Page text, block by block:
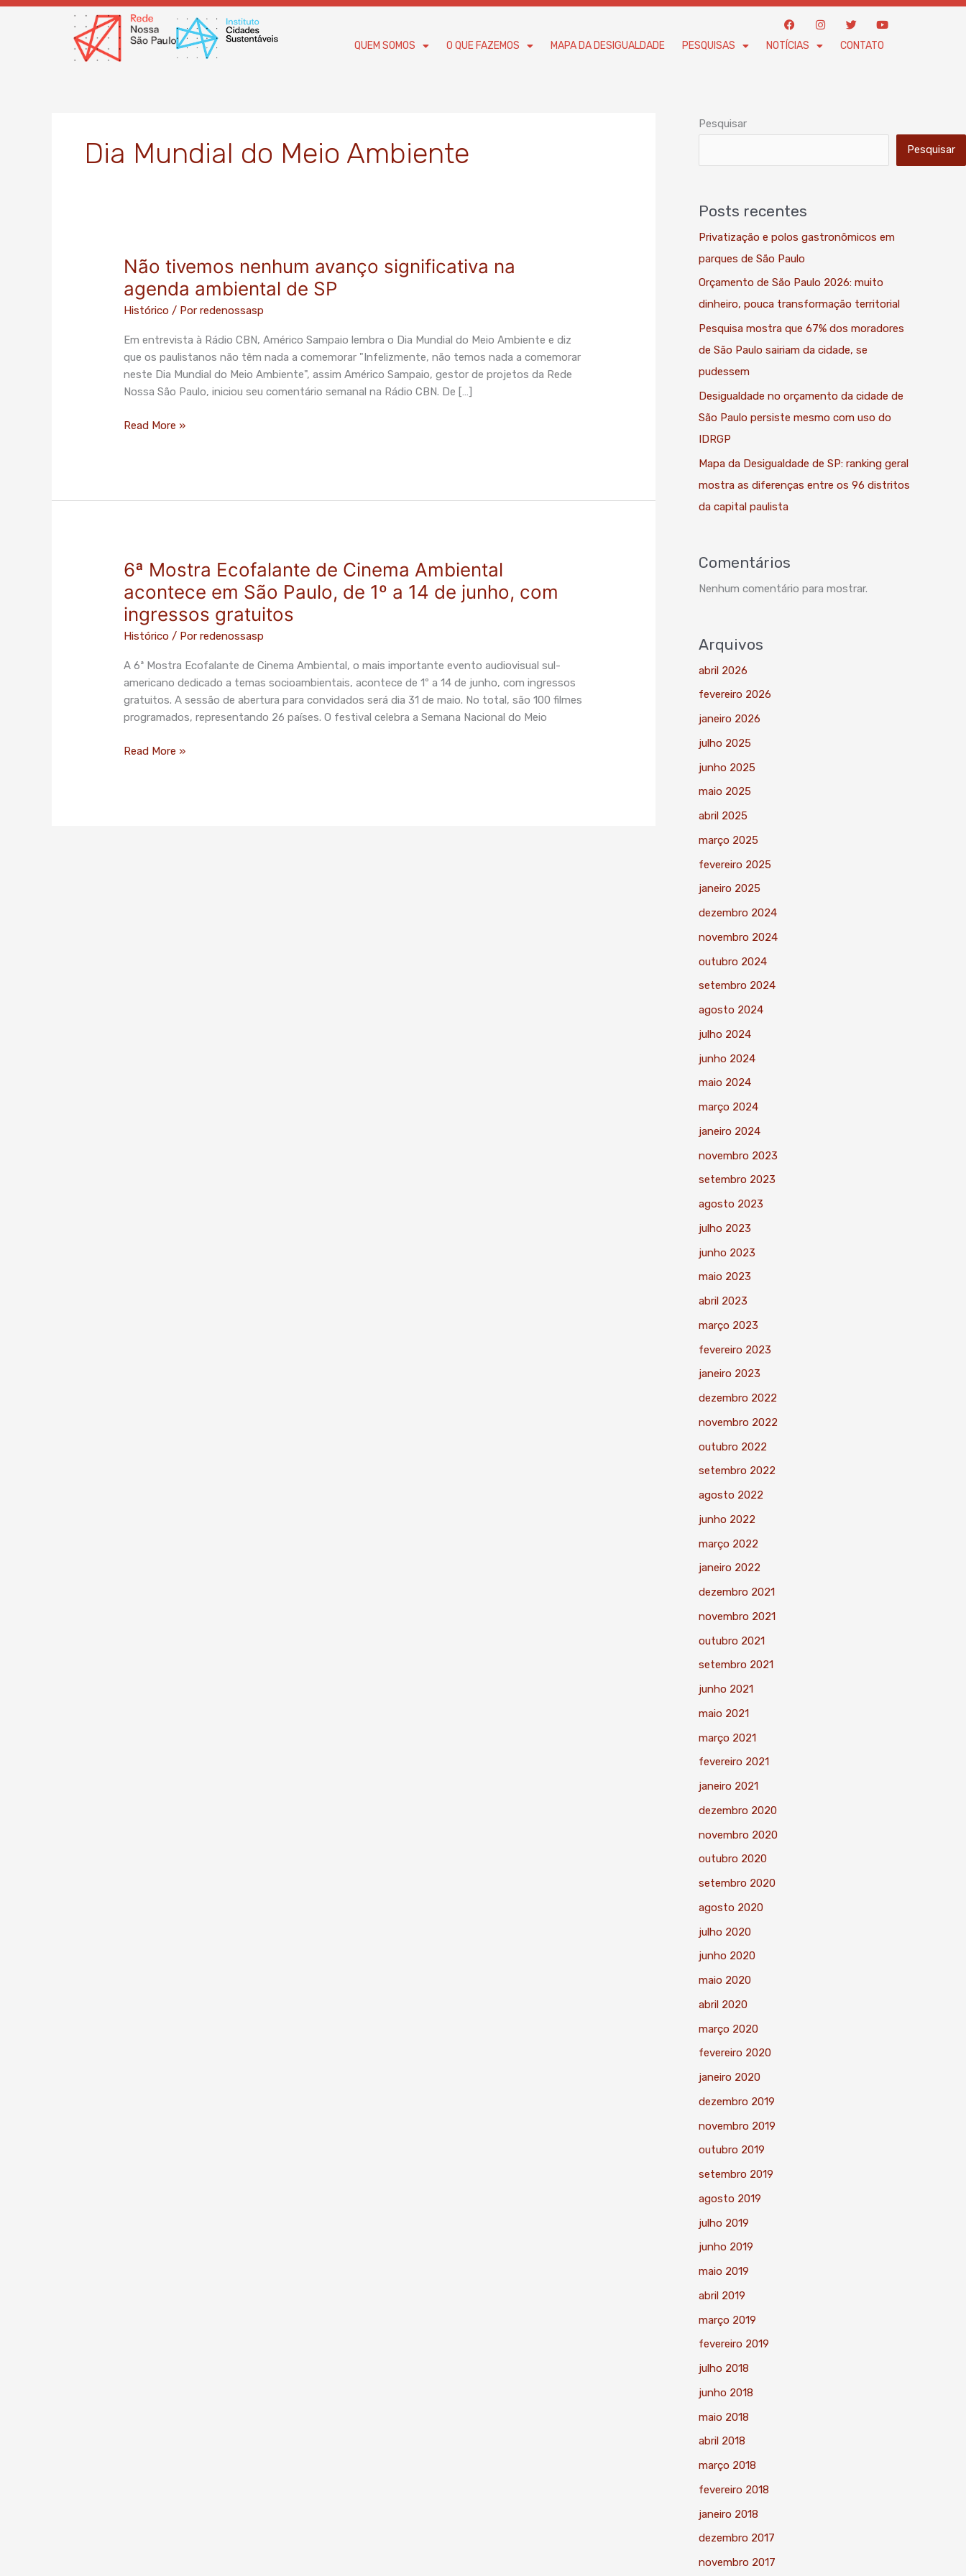
Ir
F
a
c
e
I
n
t
T
w
i
t
Y
o
u
t
QUEM SOMOS O QUE FAZEMOS MAPA DA DESIGUALDADE PESQUISAS NOTÍCIAS CONTATO
Dia Mundial do Meio Ambiente
Não tivemos nenhum avanço significativa na
agenda ambiental de SP
Histórico / Porredenossasp
Em entrevista à Rádio CBN, Américo Sampaio lembra o Dia Mundial do Meio Ambiente e diz
que os paulistanos não têm nada a comemorar "Infelizmente, não temos nada a comemorar
neste Dia Mundial do Meio Ambiente", assim Américo Sampaio, gestor de projetos da Rede
Nossa São Paulo, iniciou seu comentário semanal na Rádio CBN. De […]
Não
nenhum
avanço
agenda
SP
Read More »
6ª Mostra Ecofalante de Cinema Ambiental
acontece em São Paulo, de 1º a 14 de junho, com
ingressos gratuitos
Histórico / Porredenossasp
​A​ 6ª Mostra Ecofalante de Cinema Ambiental, o mais importante evento audiovisual sul-
americano dedicado a temas socioambientais, acontece de 1º a 14 de junho, com ingressos
gratuitos. A sessão de abertura para convidados será dia 31 de maio. No total, são 100 filmes
programados, representando 26 países. O festival celebra a Semana Nacional do Meio
6ª
Ecofalante
de
Cinema
acontece
em
São
Paulo,
1º
Read More »
Pesquisar
Pesquisar
Posts recentes
Privatização e polos gastronômicos em
parques de São Paulo
Orçamento de São Paulo 2026: muito
dinheiro, pouca transformação territorial
Pesquisa mostra que 67% dos moradores
de São Paulo sairiam da cidade, se
pudessem
Desigualdade no orçamento da cidade de
São Paulo persiste mesmo com uso do
IDRGP
Mapa da Desigualdade de SP: ranking geral
mostra as diferenças entre os 96 distritos
da capital paulista
Comentários
Nenhum comentário para mostrar.
Arquivos
abril 2026
fevereiro 2026
janeiro 2026
julho 2025
junho 2025
maio 2025
abril 2025
março 2025
fevereiro 2025
janeiro 2025
dezembro 2024
novembro 2024
outubro 2024
setembro 2024
agosto 2024
julho 2024
junho 2024
maio 2024
março 2024
janeiro 2024
novembro 2023
setembro 2023
agosto 2023
julho 2023
junho 2023
maio 2023
abril 2023
março 2023
fevereiro 2023
janeiro 2023
dezembro 2022
novembro 2022
outubro 2022
setembro 2022
agosto 2022
junho 2022
março 2022
janeiro 2022
dezembro 2021
novembro 2021
outubro 2021
setembro 2021
junho 2021
maio 2021
março 2021
fevereiro 2021
janeiro 2021
dezembro 2020
novembro 2020
outubro 2020
setembro 2020
agosto 2020
julho 2020
junho 2020
maio 2020
abril 2020
março 2020
fevereiro 2020
janeiro 2020
dezembro 2019
novembro 2019
outubro 2019
setembro 2019
agosto 2019
julho 2019
junho 2019
maio 2019
abril 2019
março 2019
fevereiro 2019
julho 2018
junho 2018
maio 2018
abril 2018
março 2018
fevereiro 2018
janeiro 2018
dezembro 2017
novembro 2017